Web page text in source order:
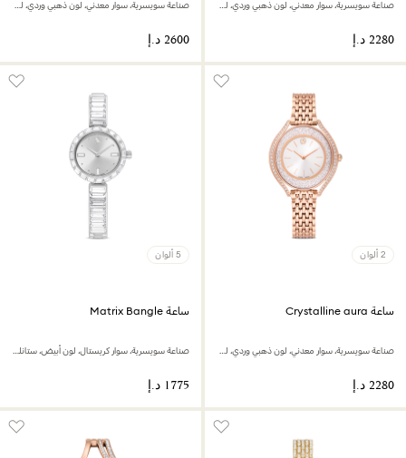
صناعة سويسرية، سوار معدني، لون ذهبي وردي، لمسة نهائية من معادن مختلطة صناعة سويسرية، سوار معدني، لون ذهبي وردي، لمسة نهائية من معادن مختلطة
2 ألوان
ساعة Crystalline aura
صناعة سويسرية، سوار معدني، لون ذهبي وردي، لمسة نهائية بلون ذهبي وردي
5 ألوان
ساعة Matrix Bangle
صناعة سويسرية، سوار كريستال، لون أبيض، ستانلس ستيل